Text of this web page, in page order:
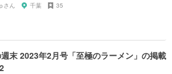
さん 千葉 35
末 2023年2月号「至極のラーメン」の掲載